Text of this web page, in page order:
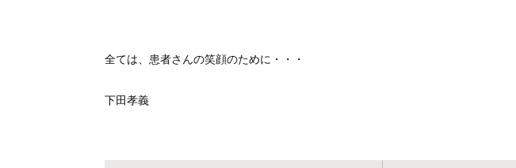
全ては、患者さんの笑顔のために・・・
下田孝義